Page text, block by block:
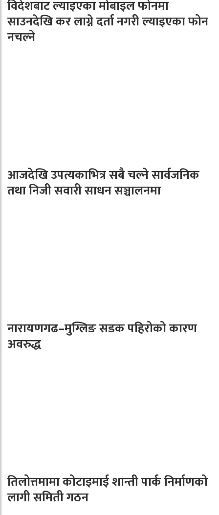
विदेशबाट ल्याइएका मोबाइल फोनमा
साउनदेखि कर लाग्ने दर्ता नगरी ल्याइएका फोन
नचल्ने
आजदेखि उपत्यकाभित्र सबै चल्ने सार्वजनिक
तथा निजी सवारी साधन सञ्चालनमा
नारायणगढ–मुग्लिङ सडक पहिरोको कारण
अवरुद्ध
तिलोत्तमामा कोटाइमाई शान्ती पार्क निर्माणको
लागी समिती गठन